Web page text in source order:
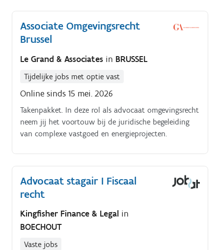
Associate Omgevingsrecht
Brussel
Le Grand & Associates in BRUSSEL
Tijdelijke jobs met optie vast
Online sinds 15 mei. 2026
Takenpakket. In deze rol als advocaat omgevingsrecht
neem jij het voortouw bij de juridische begeleiding
van complexe vastgoed en energieprojecten.
Advocaat stagair I Fiscaal
recht
Kingfisher Finance & Legal in
BOECHOUT
Vaste jobs